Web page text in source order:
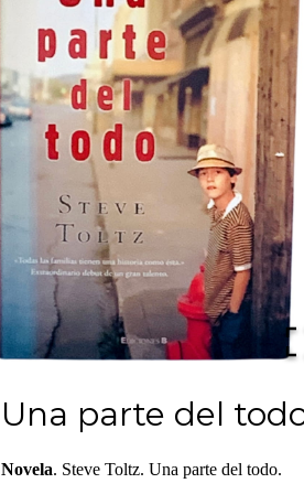
Una parte del
Novela. Steve Toltz. Una parte del todo.